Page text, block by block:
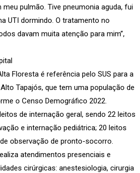
pulmão. Tive pneumonia aguda, fui
UTI dormindo. O tratamento no
davam muita atenção para mim”,
Floresta é referência pelo SUS para a
Tapajós, que tem uma população de
o Censo Demográfico 2022.
de internação geral, sendo 22 leitos
e internação pediátrica; 20 leitos
observação de pronto-socorro.
atendimentos presenciais e
cirúrgicas: anestesiologia, cirurgia